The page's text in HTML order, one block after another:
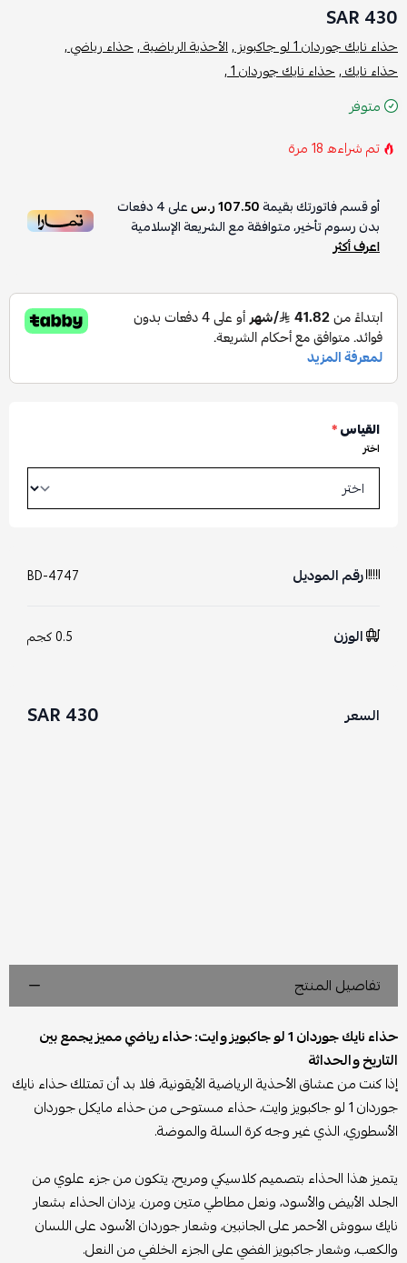
430 SAR
حذاء نايك جوردان 1 لو جاكبويز , الأحذية الرياضية ,حذاء رياضي ,
حذاء نايك ,حذاء نايك جوردان 1 ,
متوفر
تم شراءه18مرة
أو قسم فاتورتك بقيمة107.50 ر.س على4دفعات
بدون رسوم تأخير، متوافقة مع الشريعة الإسلامية
اعرف أكثر
القياس*
اختر
رقم الموديل BD-4747
الوزن 0.5 كجم
السعر 430 SAR
تفاصيل المنتج
حذاء نايك جوردان 1 لو جاكبويز وايت: حذاء رياضي مميز يجمع بين
التاريخ والحداثة
إذا كنت من عشاق الأحذية الرياضية الأيقونية، فلا بد أن تمتلك حذاء نايك
جوردان 1 لو جاكبويز وايت، حذاء مستوحى من حذاء مايكل جوردان
الأسطوري، الذي غير وجه كرة السلة والموضة.
يتميز هذا الحذاء بتصميم كلاسيكي ومريح، يتكون من جزء علوي من
الجلد الأبيض والأسود، ونعل مطاطي متين ومرن. يزدان الحذاء بشعار
نايك سووش الأحمر على الجانبين، وشعار جوردان الأسود على اللسان
والكعب، وشعار جاكبويز الفضي على الجزء الخلفي من النعل.